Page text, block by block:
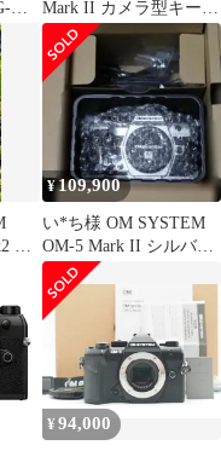
Mark II カメラ型キーホ
ルダー
ミ
¥109,900
い*ち様 OM SYSTEM
OM-5 Mark II シルバー
ボディ【新品・
¥94,000